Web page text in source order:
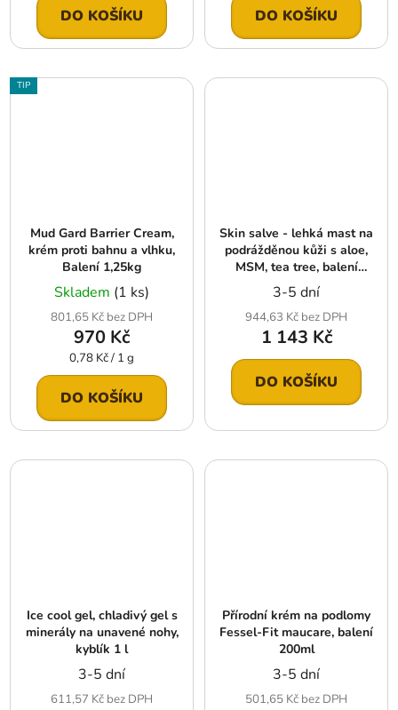
DO KOŠÍKU DO KOŠÍKU
TIP
Mud Gard Barrier Cream,
krém proti bahnu a vlhku,
Balení 1,25kg
Skladem (1 ks)
801,65 Kč bez DPH
970 Kč
Měrná
cena:
0,78 Kč / 1 g
DO KOŠÍKU
Skin salve - lehká mast na
podrážděnou kůži s aloe,
MSM, tea tree, balení
750g
3-5 dní
944,63 Kč bez DPH
1 143 Kč
DO KOŠÍKU
Ice cool gel, chladivý gel s
minerály na unavené nohy,
kyblík 1 l
3-5 dní
611,57 Kč bez DPH
Přírodní krém na podlomy
Fessel-Fit maucare, balení
200ml
3-5 dní
501,65 Kč bez DPH